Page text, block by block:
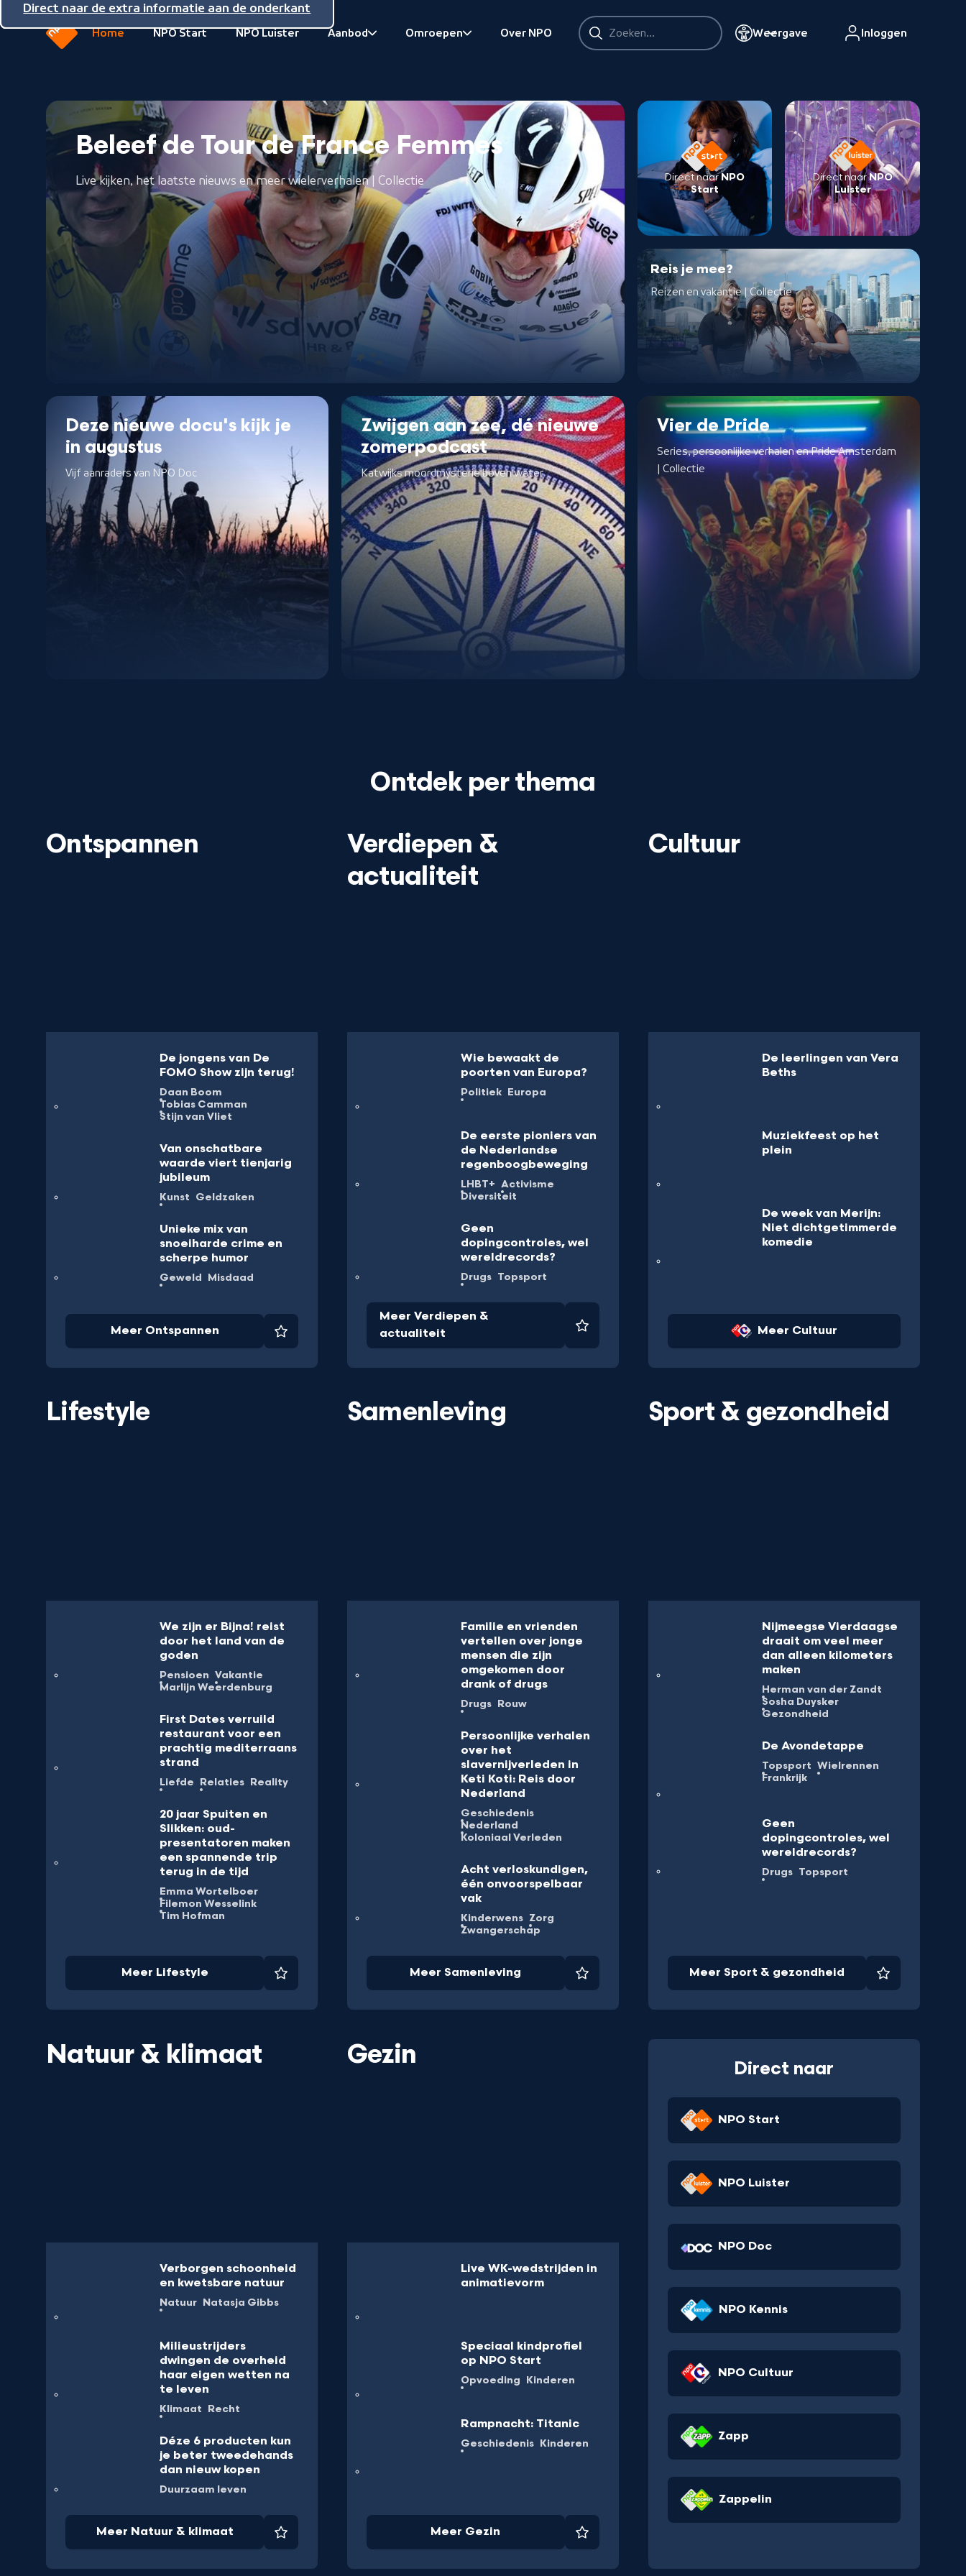
Direct naar de inhoud
Direct naar de hoofdnavigatie
Direct naar de extra informatie aan de onderkant
van
NPO
Home NPO Start NPO Luister
Aanbod
Omroepen
Over NPO
Zoeken
Zoeken
Weergave Inloggen
Nederlandse
Publieke
Omroep
Direct naarNPO
Start
Direct naarNPO
Luister
Beleef de Tour de France Femmes
Live kijken, het laatste nieuws en meer wielerverhalen | Collectie
Reis je mee?
Reizen en vakantie | Collectie
Deze nieuwe docu's kijk je
in augustus
Vijf aanraders van NPO Doc
Zwijgen aan zee, dé nieuwe
zomerpodcast
Katwijks moordmysterie boven water
Vier de Pride
Series, persoonlijke verhalen en Pride Amsterdam
| Collectie
Ontdek per thema
Ontspannen
De jongens van De
FOMO Show zijn terug!
Daan Boom
Tobias Camman
Stijn van Vliet
Van onschatbare
waarde viert tienjarig
jubileum
Kunst Geldzaken
Unieke mix van
snoeiharde crime en
scherpe humor
Geweld Misdaad
Meer Ontspannen Favoriet
Verdiepen &
actualiteit
Wie bewaakt de
poorten van Europa?
Politiek Europa
De eerste pioniers van
de Nederlandse
regenboogbeweging
LHBT+ Activisme
Diversiteit
Geen
dopingcontroles, wel
wereldrecords?
Drugs Topsport
Meer Verdiepen &
actualiteit
Favoriet
Cultuur
De leerlingen van Vera
Beths
Muziekfeest op het
plein
De week van Merijn:
Niet dichtgetimmerde
komedie
Meer Cultuur
Lifestyle
We zijn er Bijna! reist
door het land van de
goden
Pensioen Vakantie
Marlijn Weerdenburg
First Dates verruild
restaurant voor een
prachtig mediterraans
strand
Liefde Relaties Reality
20 jaar Spuiten en
Slikken: oud-
presentatoren maken
een spannende trip
terug in de tijd
Emma Wortelboer
Filemon Wesselink
Tim Hofman
Meer Lifestyle Favoriet
Samenleving
Familie en vrienden
vertellen over jonge
mensen die zijn
omgekomen door
drank of drugs
Drugs Rouw
Persoonlijke verhalen
over het
slavernijverleden in
Keti Koti: Reis door
Nederland
Geschiedenis
Nederland
Koloniaal Verleden
Acht verloskundigen,
één onvoorspelbaar
vak
Kinderwens Zorg
Zwangerschap
Meer Samenleving Favoriet
Sport & gezondheid
Nijmeegse Vierdaagse
draait om veel meer
dan alleen kilometers
maken
Herman van der Zandt
Sosha Duysker
Gezondheid
De Avondetappe
Topsport Wielrennen
Frankrijk
Geen
dopingcontroles, wel
wereldrecords?
Drugs Topsport
Meer Sport & gezondheid Favoriet
Natuur & klimaat
Verborgen schoonheid
en kwetsbare natuur
Natuur Natasja Gibbs
Milieustrijders
dwingen de overheid
haar eigen wetten na
te leven
Klimaat Recht
Déze 6 producten kun
je beter tweedehands
dan nieuw kopen
Duurzaam leven
Meer Natuur & klimaat Favoriet
Gezin
Live WK-wedstrijden in
animatievorm
Speciaal kindprofiel
op NPO Start
Opvoeding Kinderen
Rampnacht: Titanic
Geschiedenis Kinderen
Meer Gezin Favoriet
Direct naar
NPO Start
NPO Luister
NPO Doc
NPO Kennis
NPO Cultuur
Zapp
Zappelin